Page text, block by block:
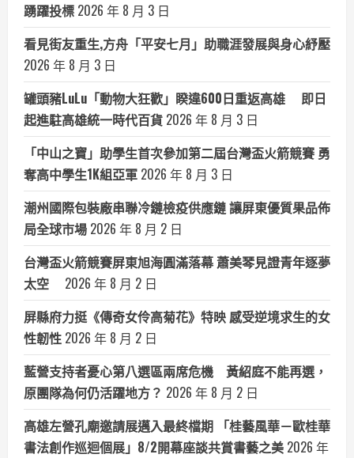
踴躍投標 2026 年 8 月 3 日
看見街友重生,方舟「平安七月」助職涯發展與身心紓壓
2026 年 8 月 3 日
罐頭豬LuLu「動物大狂歡」睽違600日重返高雄 即日
起進駐高雄統一時代百貨 2026 年 8 月 3 日
「中山之寶」助學生首次參加第二屆台灣盃火箭競賽 勇
奪高中學生1K組亞軍 2026 年 8 月 3 日
潮州國際包裝廠串聯冷鏈檢疫供應鏈 讓屏東優質果品佈
局全球市場 2026 年 8 月 2 日
台灣盃火箭競賽屏東旭海圓滿落幕 蕭美琴見證青年逐夢
太空
2026 年 8 月 2 日
屏縣府力挺《傳奇女伶高菊花》特映 感受逆境求生的女
性韌性 2026 年 8 月 2 日
藍營支持者憂心第八選區兩席危機 黃紹庭不能再選，
原團隊為何仍活躍地方？ 2026 年 8 月 2 日
高雄左營孔廟邀請展邁入最終檔期 「桂藝風華－歐桂華
書法創作巡迴個展」8/2開幕座談共賞書藝之美 2026 年